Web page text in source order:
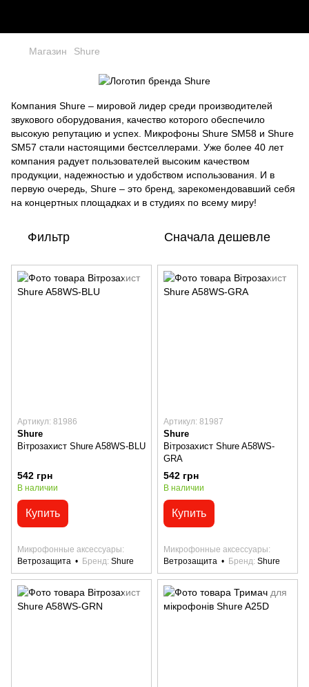
Магазин Shure
Компания Shure – мировой лидер среди производителей
звукового оборудования, качество которого обеспечило
высокую репутацию и успех. Микрофоны Shure SM58 и Shure
SM57 стали настоящими бестселлерами. Уже более 40 лет
компания радует пользователей высоким качеством
продукции, надежностью и удобством использования. И в
первую очередь, Shure – это бренд, зарекомендовавший себя
на концертных площадках и в студиях по всему миру!
Фильтр Сначала дешевле
Артикул: 81986
Shure
Вітрозахист Shure A58WS-BLU
542 грн
В наличии
Купить
Микрофонные аксессуары
Ветрозащита
Бренд Shure
Артикул: 81987
Shure
Вітрозахист Shure A58WS-
GRA
542 грн
В наличии
Купить
Микрофонные аксессуары
Ветрозащита
Бренд Shure